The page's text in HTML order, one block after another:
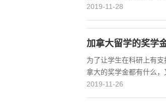
2019-11-28
加拿大留学的奖学
为了让学生在科研上有
拿大的奖学金都有什么
2019-11-26